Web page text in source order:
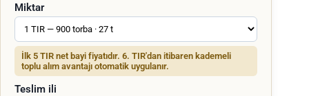
Miktar
İlk 5 TIR net bayi fiyatıdır. 6. TIR'dan itibaren kademeli
toplu alım avantajı otomatik uygulanır.
Teslim ili